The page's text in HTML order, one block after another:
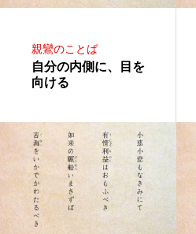
親鸞のことば
自分の内側に、目を
向ける